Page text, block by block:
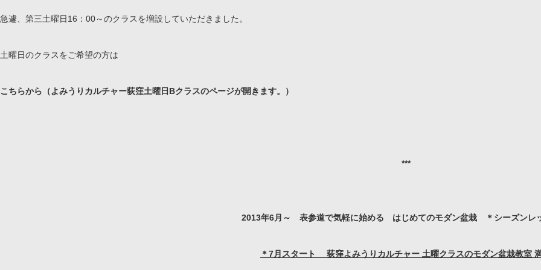
急遽、第三土曜日16：00～のクラスを増設していただきました。
土曜日のクラスをご希望の方は
こちらから（よみうりカルチャー荻窪土曜日Bクラスのページが開きます。）
***
2013年6月～ 表参道で気軽に始める はじめてのモダン盆栽 ＊シーズンレ
＊7月スタート 荻窪よみうりカルチャー 土曜クラスのモダン盆栽教室